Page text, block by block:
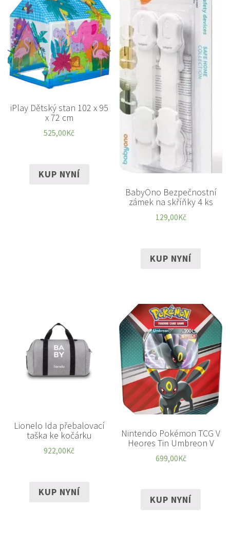
iPlay Dětský stan 102 x 95
x 72 cm
525,00Kč
KUP NYNÍ
BabyOno Bezpečnostní
zámek na skříňky 4 ks
129,00Kč
KUP NYNÍ
Lionelo Ida přebalovací
taška ke kočárku
922,00Kč
KUP NYNÍ
Nintendo Pokémon TCG V
Heores Tin Umbreon V
699,00Kč
KUP NYNÍ